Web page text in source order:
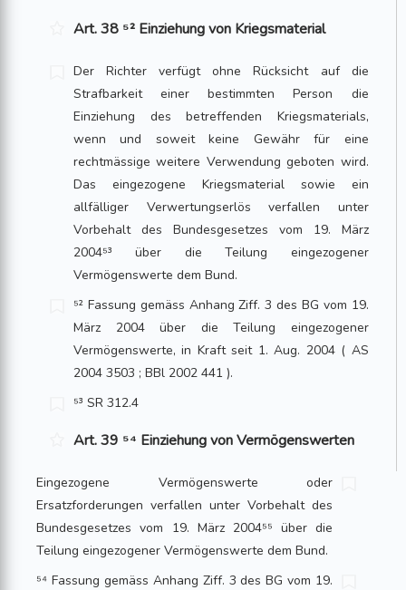
Art. 38 ⁵² Einziehung von Kriegsmaterial
Der Richter verfügt ohne Rücksicht auf die
Strafbarkeit einer bestimmten Person die
Einziehung des betreffenden Kriegsmaterials,
wenn und soweit keine Gewähr für eine
rechtmässige weitere Verwendung geboten wird.
Das eingezogene Kriegsmate­rial sowie ein
allfälliger Verwertungserlös verfallen unter
Vorbehalt des Bundes­gesetzes vom 19. März
2004⁵³ über die Teilung eingezogener
Vermögenswerte dem Bund.
⁵² Fassung gemäss Anhang Ziff. 3 des BG vom 19.
März 2004 über die Teilung einge­zogener
Vermögenswerte, in Kraft seit 1. Aug. 2004 ( AS
2004 3503 ; BBl 2002 441 ).
⁵³ SR 312.4
Art. 39 ⁵⁴ Einziehung von Vermögenswerten
Eingezogene Vermögenswerte oder
Ersatzforderungen verfallen unter Vorbehalt des
Bundesgesetzes vom 19. März 2004⁵⁵ über die
Teilung eingezogener Vermögens­werte dem Bund.
⁵⁴ Fassung gemäss Anhang Ziff. 3 des BG vom 19.